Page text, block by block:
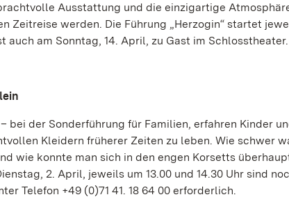
Ausstattung und die einzigartige
Zeitreise werden. Die Führung „Herzogin“ startet
auch am Sonntag, 14. April, zu Gast im Schlosstheater.
bei der Sonderführung für Familien, erfahren Kinder
Kleidern früherer Zeiten zu leben. Wie schwer
wie konnte man sich in den engen Korsetts
2. April, jeweils um 13.00 und 14.30 Uhr sind
Telefon +49 (0)71 41. 18 64 00 erforderlich.